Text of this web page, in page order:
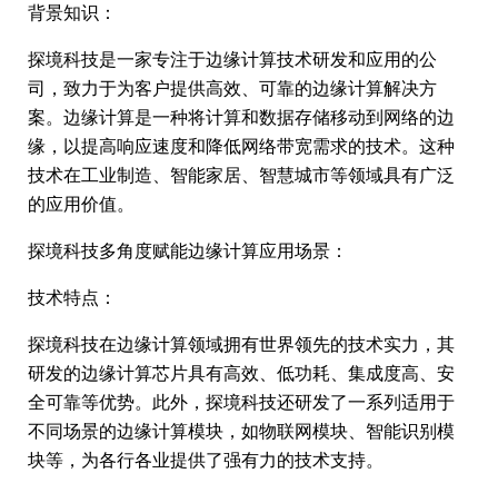
背景知识：
探境科技是一家专注于边缘计算技术研发和应用的公
司，致力于为客户提供高效、可靠的边缘计算解决方
案。边缘计算是一种将计算和数据存储移动到网络的边
缘，以提高响应速度和降低网络带宽需求的技术。这种
技术在工业制造、智能家居、智慧城市等领域具有广泛
的应用价值。
探境科技多角度赋能边缘计算应用场景：
技术特点：
探境科技在边缘计算领域拥有世界领先的技术实力，其
研发的边缘计算芯片具有高效、低功耗、集成度高、安
全可靠等优势。此外，探境科技还研发了一系列适用于
不同场景的边缘计算模块，如物联网模块、智能识别模
块等，为各行各业提供了强有力的技术支持。